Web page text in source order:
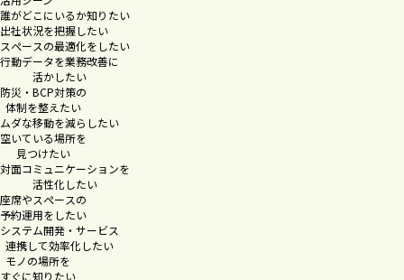
誰がどこにいるか知りたい
出社状況を把握したい
スペースの最適化をしたい
行動データを業務改善に
活かしたい
防災・BCP対策の
体制を整えたい
ムダな移動を減らしたい
空いている場所を
見つけたい
対面コミュニケーションを
活性化したい
座席やスペースの
予約運用をしたい
システム開発・サービス
連携して効率化したい
モノの場所を
すぐに知りたい